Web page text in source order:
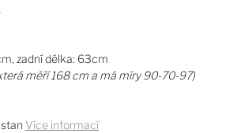
zadní délka: 63cm
měří 168 cm a má míry 90-70-97)
Více informací